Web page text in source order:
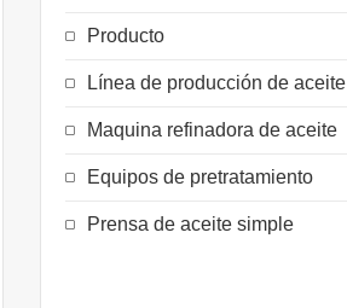
Producto
Línea de producción de aceite
Maquina refinadora de aceite
Equipos de pretratamiento
Prensa de aceite simple